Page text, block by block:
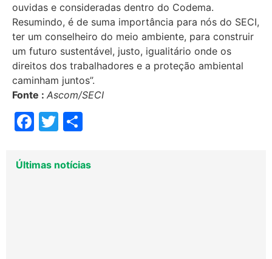
ouvidas e consideradas dentro do Codema.
Resumindo, é de suma importância para nós do SECI,
ter um conselheiro do meio ambiente, para construir
um futuro sustentável, justo, igualitário onde os
direitos dos trabalhadores e a proteção ambiental
caminham juntos”.
Fonte : Ascom/SECI
Facebook
Twitter
Últimas notícias